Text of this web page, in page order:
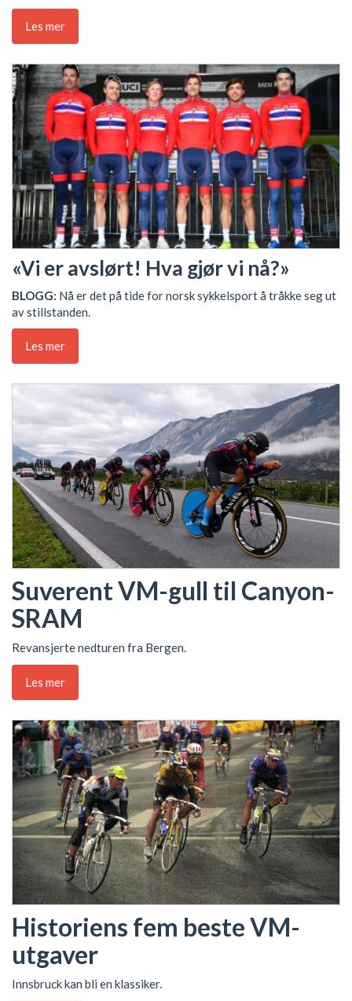
Les mer
«Vi er avslørt! Hva gjør vi nå?»
BLOGG: Nå er det på tide for norsk sykkelsport å tråkke seg ut
av stillstanden.
Les mer
Suverent VM-gull til Canyon-
SRAM
Revansjerte nedturen fra Bergen.
Les mer
Historiens fem beste VM-
utgaver
Innsbruck kan bli en klassiker.